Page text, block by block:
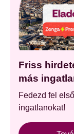
Friss
más
Fedezd fel
ingatlanokat!